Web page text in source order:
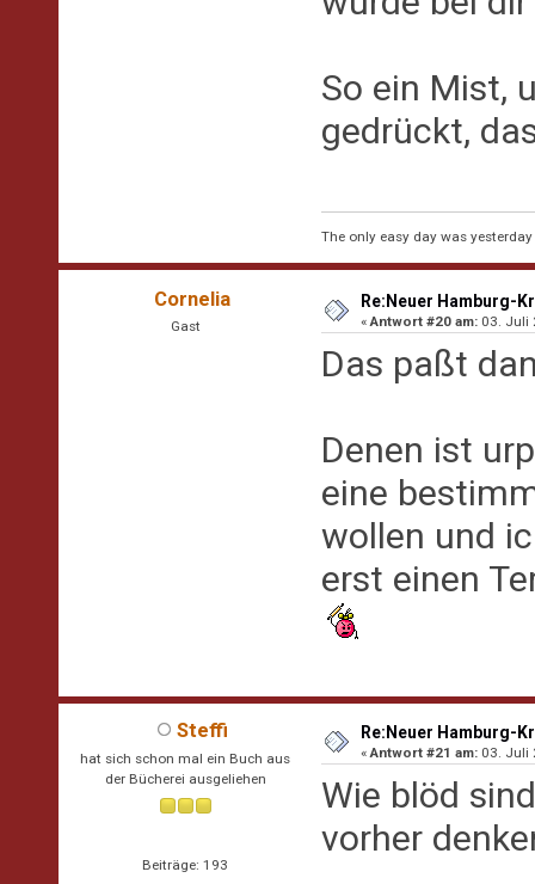
So ein Mist,
gedrückt,
The only easy day was yesterday
Cornelia
Gast
Re:Neuer Hamburg-
«Antwort #20 am: 03. Juli
Das paßt
Denen ist
eine
wollen und
erst einen
Steffi
hat sich schon mal ein Buch aus
der Bücherei ausgeliehen
Beiträge: 193
Re:Neuer Hamburg-
«Antwort #21 am: 03. Juli
Wie blöd
vorher